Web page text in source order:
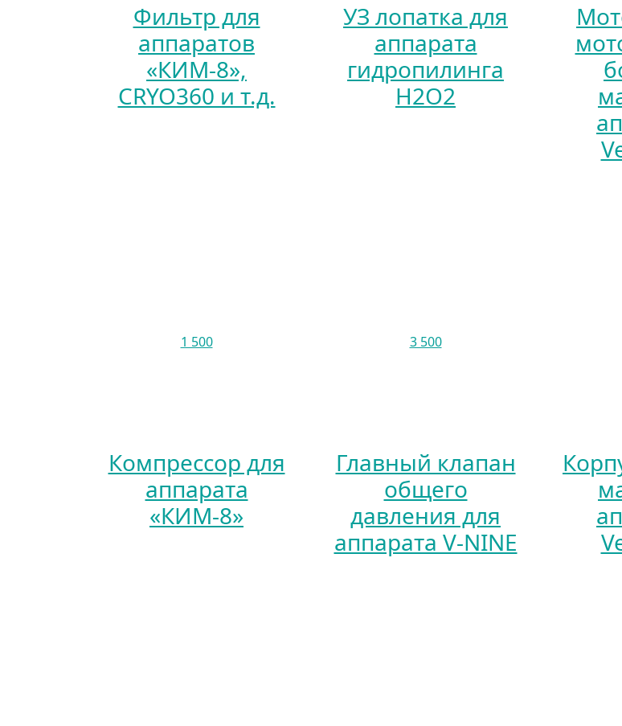
Фильтр для
аппаратов
«КИМ-8»,
CRYO360 и т.д.
1 500
УЗ лопатка для
аппарата
гидропилинга
H2O2
3 500
Компрессор для
аппарата
«КИМ-8»
Главный клапан
общего
давления для
аппарата V-NINE